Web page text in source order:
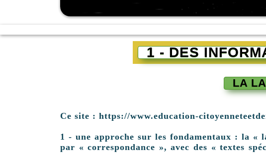
1 - DES
LA
Ce site : https://www.education-
1 - une approche sur les fondamentaux : la «
par « correspondance », avec des « textes